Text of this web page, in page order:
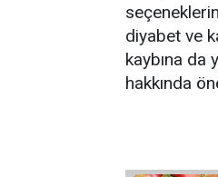
diyabet ve
kaybına da
hakkında